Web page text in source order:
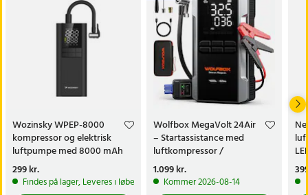
Article number: API-HUR-194038
Wozinsky WPEP-8000
kompressor og elektrisk
luftpumpe med 8000 mAh
powerbank
Pris:299 kr.
299 kr.
Findes på lager, Leveres i løbet af 1-2 hverdage
Wolfbox MegaVolt 24Air
– Startassistance med
luftkompressor /
startbooster med
kompressor
Pris:1.099 kr.
1.099 kr.
Kommer 2026-08-14